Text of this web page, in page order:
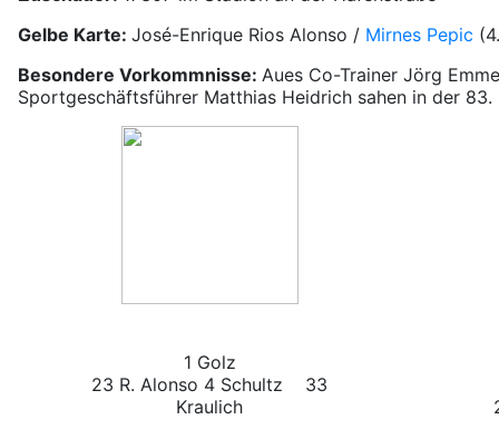
Gelbe Karte: José-Enrique Rios Alonso / Mirnes Pepic
Besondere Vorkommnisse: Aues Co-Trainer Jörg
Sportgeschäftsführer Matthias Heidrich sahen in der
1 Golz
23 R. Alonso 4 Schultz 33
Kraulich